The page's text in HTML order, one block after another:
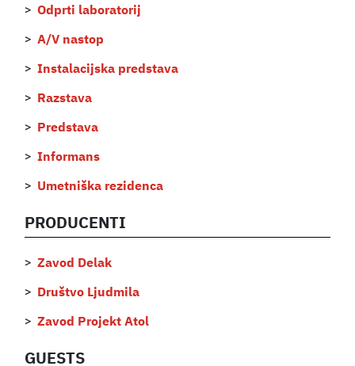
Odprti laboratorij
A/V nastop
Instalacijska predstava
Razstava
Predstava
Informans
Umetniška rezidenca
PRODUCENTI
Zavod Delak
Društvo Ljudmila
Zavod Projekt Atol
GUESTS